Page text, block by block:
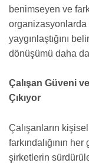
benimseyen ve
organizasyonlarda
yaygınlaştığını
dönüşümü daha da
Çalışan Güveni
Çıkıyor
Çalışanların
farkındalığının
şirketlerin